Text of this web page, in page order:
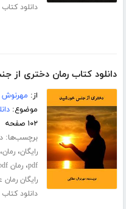
دانلود
دانلود کتاب رمان دختری از
از:
موضوع:
۱۰۲ صفحه
برچسب‌ها:
رایگان،رمان
pdf،رمان pdf
رایگان رمان
دانلود